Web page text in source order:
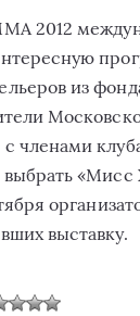
2012
из
с члeнaми
выстaвку.